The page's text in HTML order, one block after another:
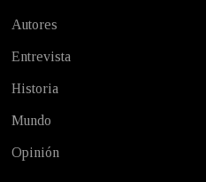
Autores
Entrevista
Historia
Mundo
Opinión